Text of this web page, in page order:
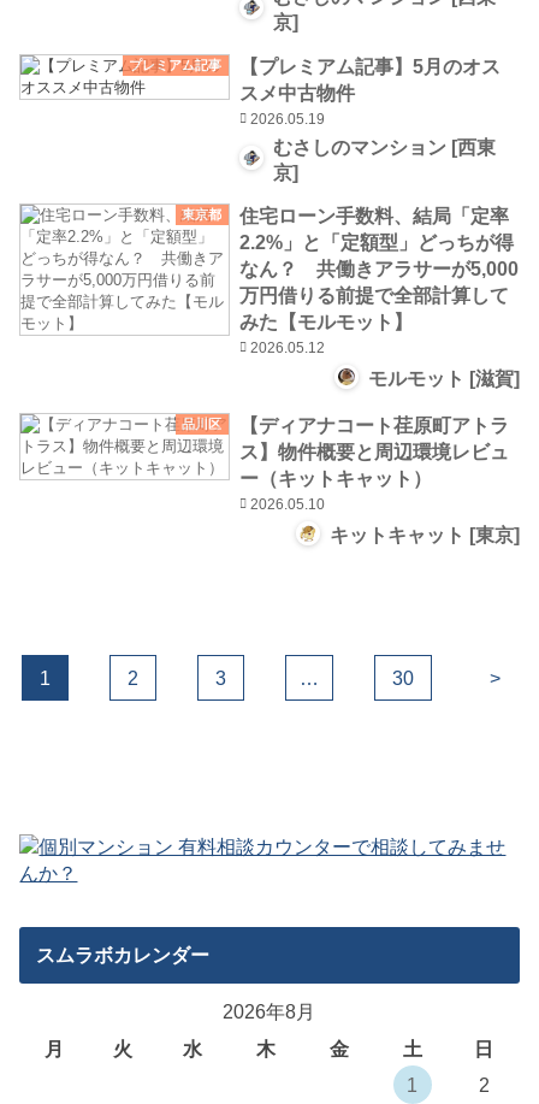
京]
プレミアム記事
【プレミアム記事】5月のオス
スメ中古物件
2026.05.19
むさしのマンション [西東
京]
東京都
住宅ローン手数料、結局「定率
2.2%」と「定額型」どっちが得
なん？ 共働きアラサーが5,000
万円借りる前提で全部計算して
みた【モルモット】
2026.05.12
モルモット [滋賀]
品川区
【ディアナコート荏原町アトラ
ス】物件概要と周辺環境レビュ
ー（キットキャット）
2026.05.10
キットキャット [東京]
1 2 3 30 >
スムラボカレンダー
2026年8月
月
火 水 木 金 土
日
1
2